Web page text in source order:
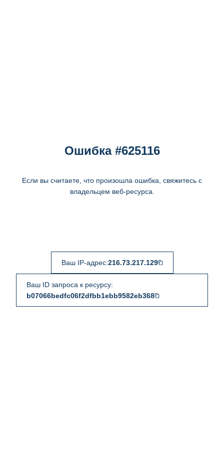
Ошибка #625116
Если вы считаете, что произошла ошибка, свяжитесь с
владельцем веб-ресурса.
Ваш IP-адрес:216.73.217.129
Ваш ID запроса к ресурсу:
b07066bedfc06f2dfbb1ebb9582eb368